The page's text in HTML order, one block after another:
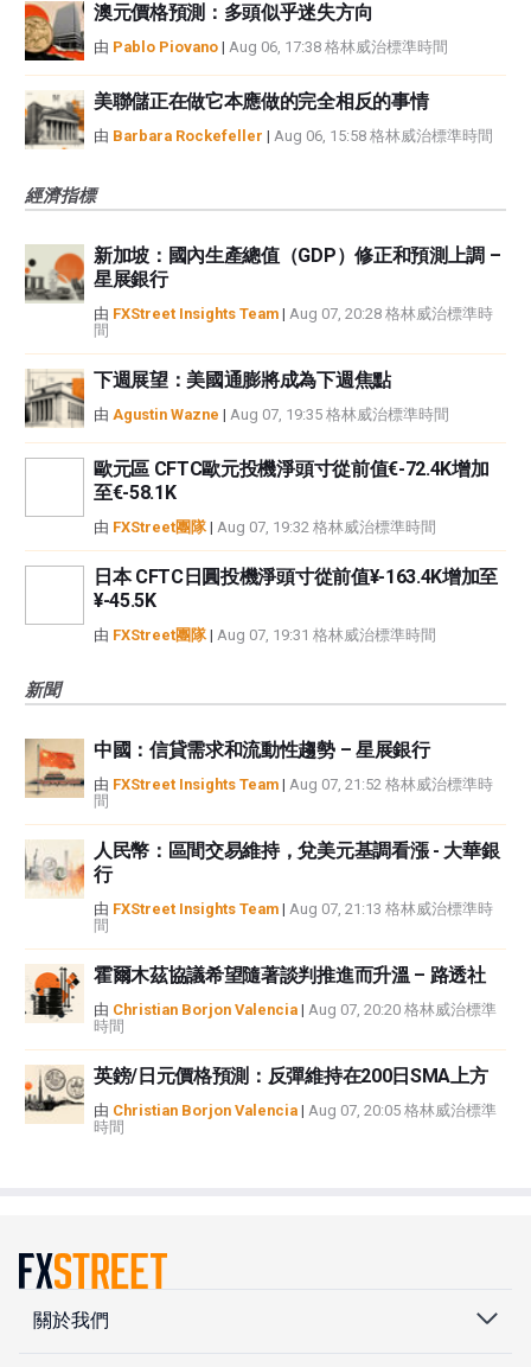
澳元價格預測：多頭似乎迷失方向
由 Pablo Piovano | Aug 06, 17:38 格林威治標準時間
美聯儲正在做它本應做的完全相反的事情
由 Barbara Rockefeller | Aug 06, 15:58 格林威治標準時間
經濟指標
新加坡：國內生產總值（GDP）修正和預測上調 –
星展銀行
由 FXStreet Insights Team | Aug 07, 20:28 格林威治標準時
間
下週展望：美國通膨將成為下週焦點
由 Agustin Wazne | Aug 07, 19:35 格林威治標準時間
歐元區 CFTC歐元投機淨頭寸從前值€-72.4K增加
至€-58.1K
由 FXStreet團隊| Aug 07, 19:32 格林威治標準時間
日本 CFTC日圓投機淨頭寸從前值¥-163.4K增加至
¥-45.5K
由 FXStreet團隊| Aug 07, 19:31 格林威治標準時間
新聞
中國：信貸需求和流動性趨勢 – 星展銀行
由 FXStreet Insights Team | Aug 07, 21:52 格林威治標準時
間
人民幣：區間交易維持，兌美元基調看漲 - 大華銀
行
由 FXStreet Insights Team | Aug 07, 21:13 格林威治標準時
間
霍爾木茲協議希望隨著談判推進而升溫 – 路透社
由 Christian Borjon Valencia | Aug 07, 20:20 格林威治標準
時間
英鎊/日元價格預測：反彈維持在200日SMA上方
由 Christian Borjon Valencia | Aug 07, 20:05 格林威治標準
時間
關於我們